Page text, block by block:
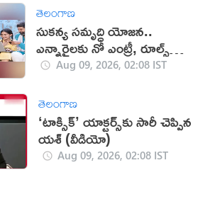
తెలంగాణ
సుకన్య సమృద్ధి యోజన..
ఎన్నారైలకు నో ఎంట్రీ, రూల్స్
ఇవే!Aug 09, 2026, 02:08 IST
తెలంగాణ
‘టాక్సిక్’ యాక్టర్స్‌కు సారీ చెప్పిన
యశ్ (వీడియో)
Aug 09, 2026, 02:08 IST